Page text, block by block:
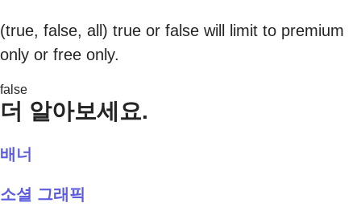
(true, false, all) true or false will limit to premium
only or free only.
false
더 알아보세요.
배너
소셜 그래픽